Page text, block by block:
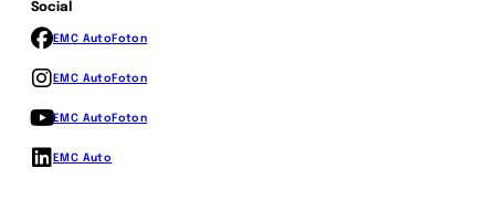
Social
EMC Auto Foton
EMC Auto Foton
EMC Auto Foton
EMC Auto